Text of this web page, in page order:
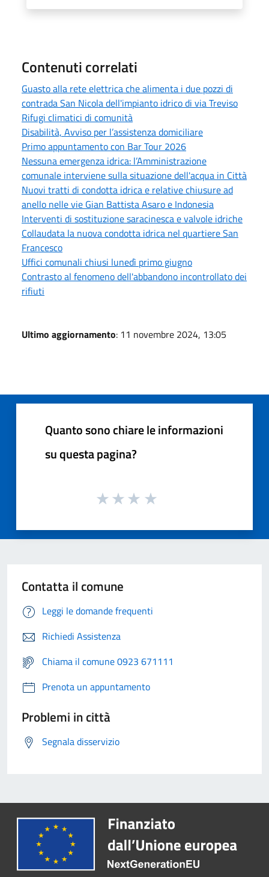
Contenuti correlati
Guasto alla rete elettrica che alimenta i due pozzi di
contrada San Nicola dell'impianto idrico di via Treviso
Rifugi climatici di comunità
Disabilità, Avviso per l’assistenza domiciliare
Primo appuntamento con Bar Tour 2026
Nessuna emergenza idrica: l’Amministrazione
comunale interviene sulla situazione dell'acqua in Città
Nuovi tratti di condotta idrica e relative chiusure ad
anello nelle vie Gian Battista Asaro e Indonesia
Interventi di sostituzione saracinesca e valvole idriche
Collaudata la nuova condotta idrica nel quartiere San
Francesco
Uffici comunali chiusi lunedì primo giugno
Contrasto al fenomeno dell'abbandono incontrollato dei
rifiuti
Ultimo aggiornamento: 11 novembre 2024, 13:05
Quanto sono chiare le informazioni
su questa pagina?
Contatta il comune
Leggi le domande frequenti
Richiedi Assistenza
Chiama il comune 0923 671111
Prenota un appuntamento
Problemi in città
Segnala disservizio